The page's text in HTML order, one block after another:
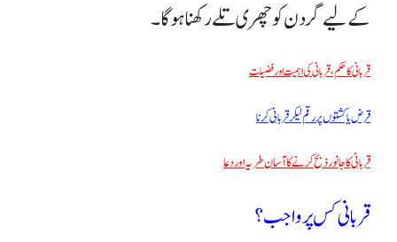
کے لیے گردن کو چھری تلے رکھنا ہوگا۔
قربانی کا حکم، قربانی کی اہمیت اور فضیلت
قرض یا کشتوں پر رقم لیکر قربانی کرنا
قربانی کا جانور ذبح کرنے کا آسان طریہ اور دعا
قربانی کس پر واجب؟